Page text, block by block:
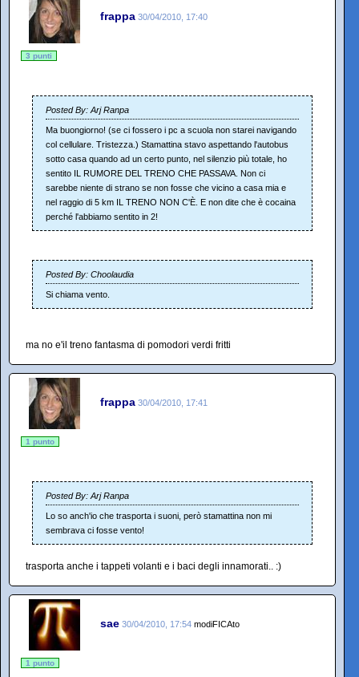
frappa 30/04/2010, 17:40
3 punti
Posted By: Arj Ranpa
Ma buongiorno! (se ci fossero i pc a scuola non starei navigando
col cellulare. Tristezza.) Stamattina stavo aspettando l'autobus
sotto casa quando ad un certo punto, nel silenzio più totale, ho
sentito IL RUMORE DEL TRENO CHE PASSAVA. Non ci
sarebbe niente di strano se non fosse che vicino a casa mia e
nel raggio di 5 km IL TRENO NON C'È. E non dite che è cocaina
perché l'abbiamo sentito in 2!
Posted By: Choolaudia
Si chiama vento.
ma no e'il treno fantasma di pomodori verdi fritti
frappa 30/04/2010, 17:41
1 punto
Posted By: Arj Ranpa
Lo so anch'io che trasporta i suoni, però stamattina non mi
sembrava ci fosse vento!
trasporta anche i tappeti volanti e i baci degli innamorati.. :)
sae 30/04/2010, 17:54 modiFICAto
1 punto